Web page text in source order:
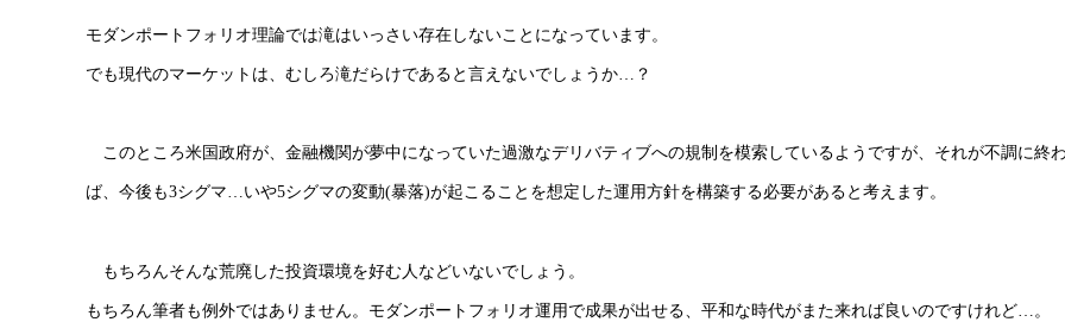
モダンポートフォリオ理論では滝はいっさい存在しないことになっています。
でも現代のマーケットは、むしろ滝だらけであると言えないでしょうか…？
このところ米国政府が、金融機関が夢中になっていた過激なデリバティブへの規制を模索しているようですが、それが不調に終
ば、今後も3シグマ…いや5シグマの変動(暴落)が起こることを想定した運用方針を構築する必要があると考えます。
もちろんそんな荒廃した投資環境を好む人などいないでしょう。
もちろん筆者も例外ではありません。モダンポートフォリオ運用で成果が出せる、平和な時代がまた来れば良いのですけれど…。